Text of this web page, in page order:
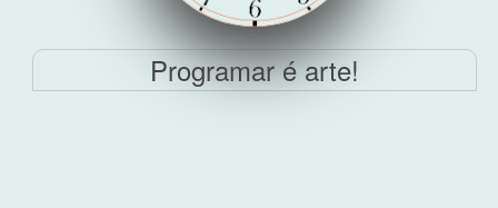
Programar é arte!